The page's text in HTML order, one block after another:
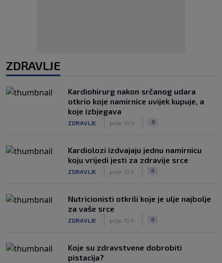
ZDRAVLJE
Kardiohirurg nakon srčanog udara
otkrio koje namirnice uvijek kupuje, a
koje izbjegava
ZDRAVLJE prije 10 h 0
Kardiolozi izdvajaju jednu namirnicu
koju vrijedi jesti za zdravije srce
ZDRAVLJE prije 13 h 0
Nutricionisti otkrili koje je ulje najbolje
za vaše srce
ZDRAVLJE prije 15 h 0
Koje su zdravstvene dobrobiti
pistacija?